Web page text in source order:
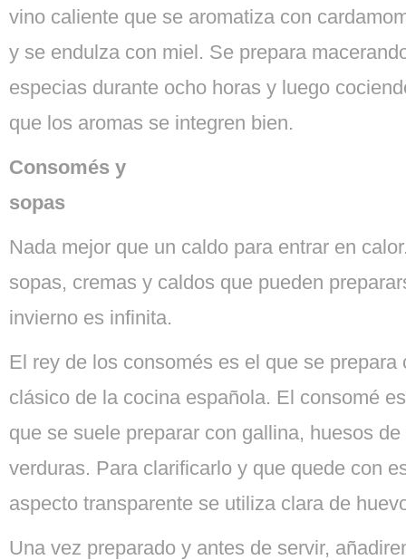
vino caliente que se aromatiza con
y se endulza con miel. Se prepara
especias durante ocho horas y luego
que los aromas se integren bien.
Consomés y
sopas
Nada mejor que un caldo para entrar en
sopas, cremas y caldos que pueden
invierno es infinita.
El rey de los consomés es el que se prepara
clásico de la cocina española. El consomé
que se suele preparar con gallina, huesos
verduras. Para clarificarlo y que quede con
aspecto transparente se utiliza clara de
Una vez preparado y antes de servir,